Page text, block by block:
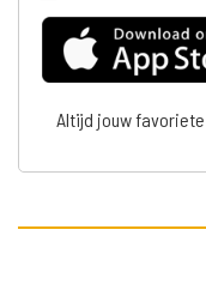
Altijd jouw